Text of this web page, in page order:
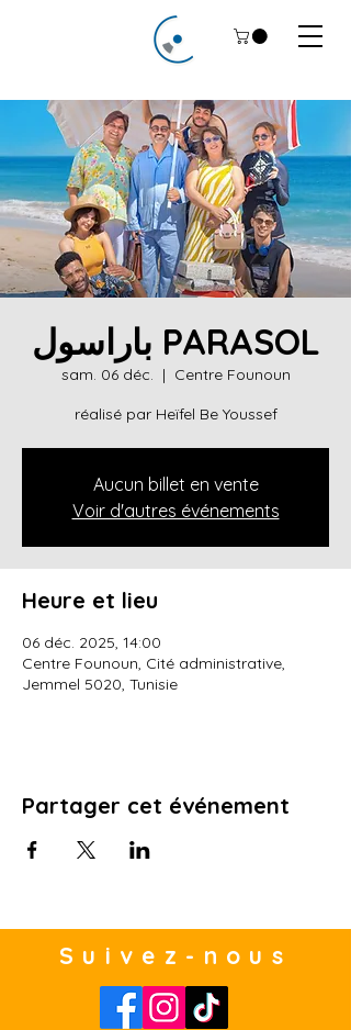
باراسول PARASOL
sam. 06 déc.
  |
Centre Founoun
réalisé par Heïfel Be Youssef
Aucun billet en vente
Voir d'autres événements
Heure et lieu
06 déc. 2025, 14:00
Centre Founoun, Cité administrative,
Jemmel 5020, Tunisie
Partager cet événement
Suivez-nous